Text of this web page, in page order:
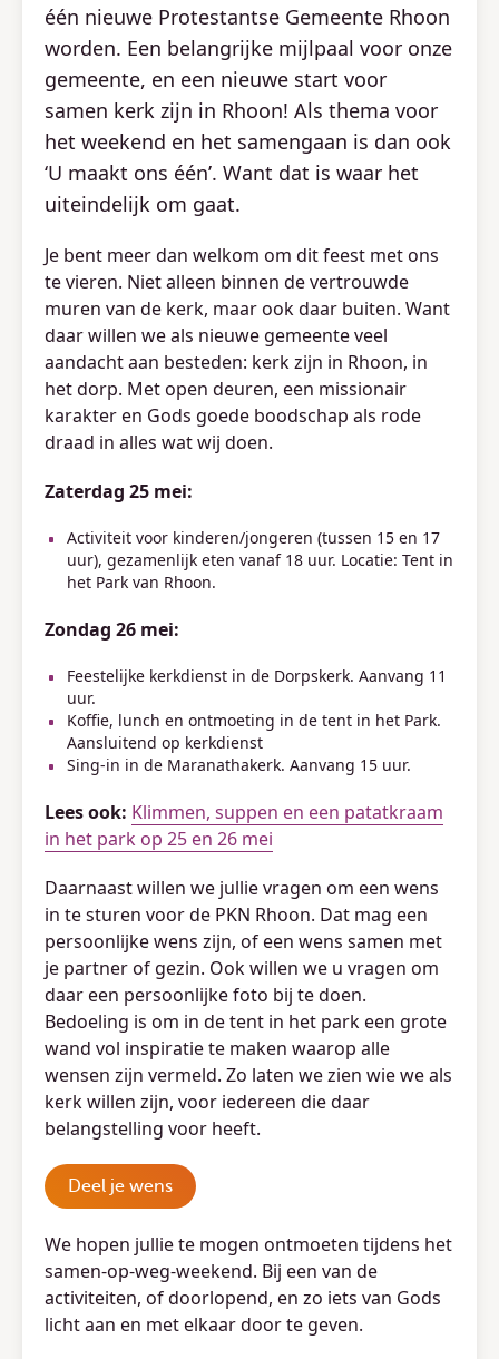
één nieuwe Protestantse Gemeente Rhoon
worden. Een belangrijke mijlpaal voor onze
gemeente, en een nieuwe start voor
samen kerk zijn in Rhoon! Als thema voor
het weekend en het samengaan is dan ook
‘U maakt ons één’. Want dat is waar het
uiteindelijk om gaat.
Je bent meer dan welkom om dit feest met ons
te vieren. Niet alleen binnen de vertrouwde
muren van de kerk, maar ook daar buiten. Want
daar willen we als nieuwe gemeente veel
aandacht aan besteden: kerk zijn in Rhoon, in
het dorp. Met open deuren, een missionair
karakter en Gods goede boodschap als rode
draad in alles wat wij doen.
Zaterdag 25 mei:
Activiteit voor kinderen/jongeren (tussen 15 en 17
uur), gezamenlijk eten vanaf 18 uur. Locatie: Tent in
het Park van Rhoon.
Zondag 26 mei:
Feestelijke kerkdienst in de Dorpskerk. Aanvang 11
uur.
Koffie, lunch en ontmoeting in de tent in het Park.
Aansluitend op kerkdienst
Sing-in in de Maranathakerk. Aanvang 15 uur.
Lees ook: Klimmen, suppen en een patatkraam
in het park op 25 en 26 mei
Daarnaast willen we jullie vragen om een wens
in te sturen voor de PKN Rhoon. Dat mag een
persoonlijke wens zijn, of een wens samen met
je partner of gezin. Ook willen we u vragen om
daar een persoonlijke foto bij te doen.
Bedoeling is om in de tent in het park een grote
wand vol inspiratie te maken waarop alle
wensen zijn vermeld. Zo laten we zien wie we als
kerk willen zijn, voor iedereen die daar
belangstelling voor heeft.
Deel je wens
We hopen jullie te mogen ontmoeten tijdens het
samen-op-weg-weekend. Bij een van de
activiteiten, of doorlopend, en zo iets van Gods
licht aan en met elkaar door te geven.